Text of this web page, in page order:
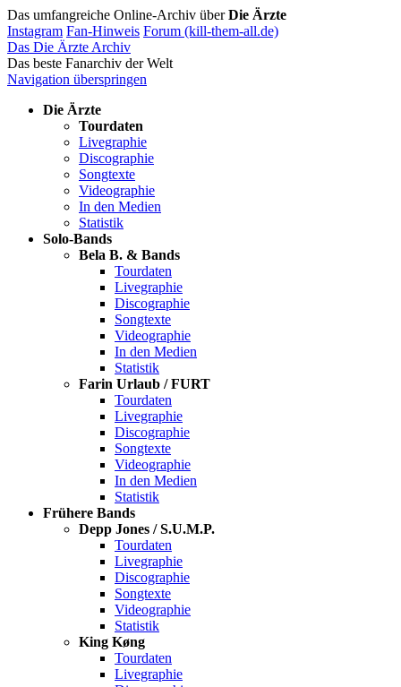
Das umfangreiche Online-Archiv überDie Ärzte
Instagram Fan-Hinweis Forum (kill-them-all.de)
Das Die Ärzte Archiv
Das beste Fanarchiv der Welt
Navigation überspringen
Die Ärzte
Tourdaten
Livegraphie
Discographie
Songtexte
Videographie
In den Medien
Statistik
Solo-Bands
Bela B. & Bands
Tourdaten
Livegraphie
Discographie
Songtexte
Videographie
In den Medien
Statistik
Farin Urlaub / FURT
Tourdaten
Livegraphie
Discographie
Songtexte
Videographie
In den Medien
Statistik
Frühere Bands
Depp Jones / S.U.M.P.
Tourdaten
Livegraphie
Discographie
Songtexte
Videographie
Statistik
King Køng
Tourdaten
Livegraphie